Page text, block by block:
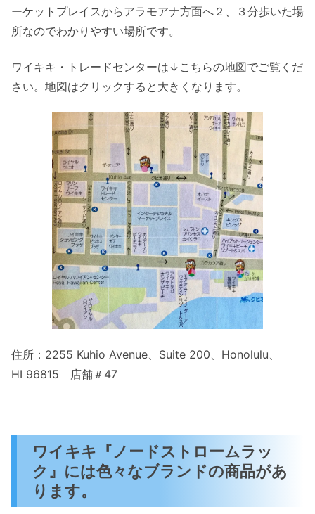
ーケットプレイスからアラモアナ方面へ２、３分歩いた場
所なのでわかりやすい場所です。
ワイキキ・トレードセンターは↓こちらの地図でご覧くだ
さい。地図はクリックすると大きくなります。
住所：2255 Kuhio Avenue、Suite 200、 Honolulu、
HI 96815 店舗＃47
ワイキキ『ノードストロームラッ
ク』には色々なブランドの商品があ
ります。